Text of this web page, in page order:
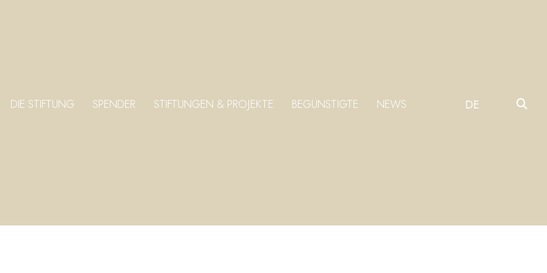
DIE STIFTUNG SPENDER STIFTUNGEN & PROJEKTE BEGÜNSTIGTE NEWS DE